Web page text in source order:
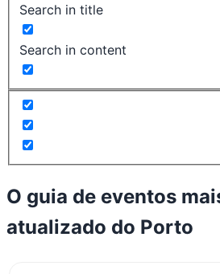
Search in title
Search in content
O guia de eventos
atualizado do Porto